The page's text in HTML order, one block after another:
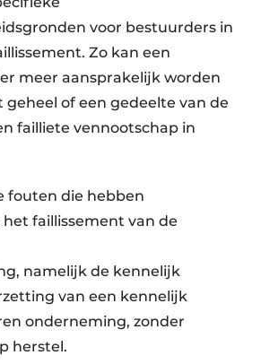
voor bestuurders in
Zo kan een
meer aansprakelijk worden
geheel of een gedeelte van de
failliete vennootschap in
fouten die hebben
faillissement van de
namelijk de kennelijk
van een kennelijk
onderneming, zonder
herstel.